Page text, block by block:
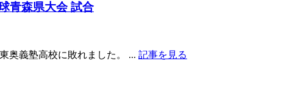
青森県大会 試合
奥義塾高校に敗れました。 ... 記事を見る